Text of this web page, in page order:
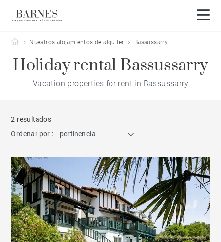
Barnes Côte Basque
Nuestros alojamientos de alquiler Bassussarry
Holiday rental Bassussarry
Vacation properties for rent in Bassussarry
2 resultados
Ordenar por :
pertinencia